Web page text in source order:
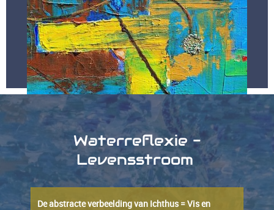
Waterreflexie -
Levensstroom
De abstracte verbeelding van Ichthus = Vis en